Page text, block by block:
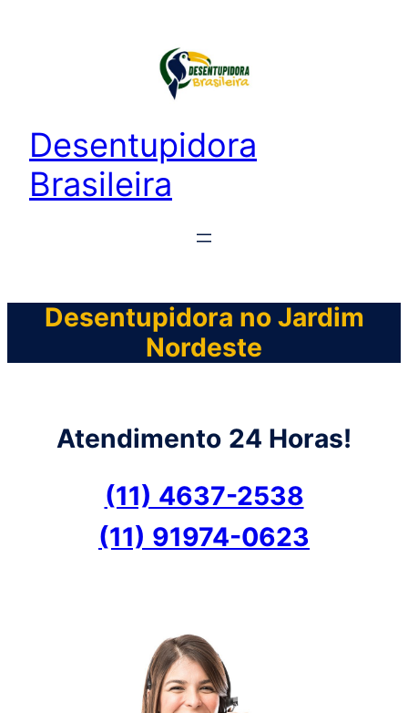
Desentupidora
Brasileira
Desentupidora no Jardim
Nordeste
Atendimento 24 Horas!
(11) 4637-2538
(11) 91974-0623